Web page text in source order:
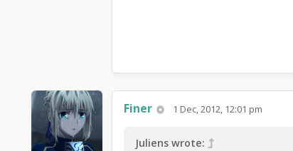
Finer 1 Dec, 2012, 12:01 pm
Juliens wrote: